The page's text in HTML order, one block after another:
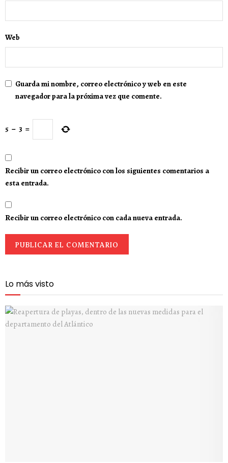
Web
Guarda mi nombre, correo electrónico y web en este
navegador para la próxima vez que comente.
5 − 3 =
Recibir un correo electrónico con los siguientes comentarios a
esta entrada.
Recibir un correo electrónico con cada nueva entrada.
Lo más visto